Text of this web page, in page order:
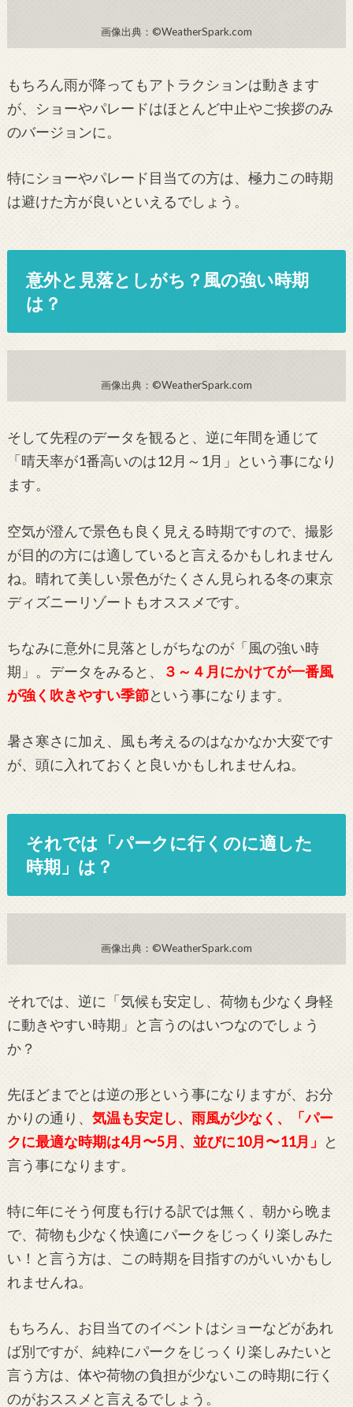
画像出典：©WeatherSpark.com
もちろん雨が降ってもアトラクションは動きます
が、ショーやパレードはほとんど中止やご挨拶のみ
のバージョンに。
特にショーやパレード目当ての方は、極力この時期
は避けた方が良いといえるでしょう。
意外と見落としがち？風の強い時期
は？
画像出典：©WeatherSpark.com
そして先程のデータを観ると、逆に年間を通じて
「晴天率が1番高いのは12月～1月」という事になり
ます。
空気が澄んで景色も良く見える時期ですので、撮影
が目的の方には適していると言えるかもしれません
ね。晴れて美しい景色がたくさん見られる冬の東京
ディズニーリゾートもオススメです。
ちなみに意外に見落としがちなのが「風の強い時
期」。データをみると、
３～４月にかけてが一番風
が強く吹きやすい季節という事になります。
暑さ寒さに加え、風も考えるのはなかなか大変です
が、頭に入れておくと良いかもしれませんね。
それでは「パークに行くのに適した
時期」は？
画像出典：©WeatherSpark.com
それでは、逆に「気候も安定し、荷物も少なく身軽
に動きやすい時期」と言うのはいつなのでしょう
か？
先ほどまでとは逆の形という事になりますが、お分
かりの通り、 気温も安定し、雨風が少なく、「パー
クに最適な時期は4月〜5月、並びに10月〜11月」
と
言う事になります。
特に年にそう何度も行ける訳では無く、朝から晩ま
で、荷物も少なく快適にパークをじっくり楽しみた
い！と言う方は、この時期を目指すのがいいかもし
れませんね。
もちろん、お目当てのイベントはショーなどがあれ
ば別ですが、純粋にパークをじっくり楽しみたいと
言う方は、体や荷物の負担が少ないこの時期に行く
のがおススメと言えるでしょう。